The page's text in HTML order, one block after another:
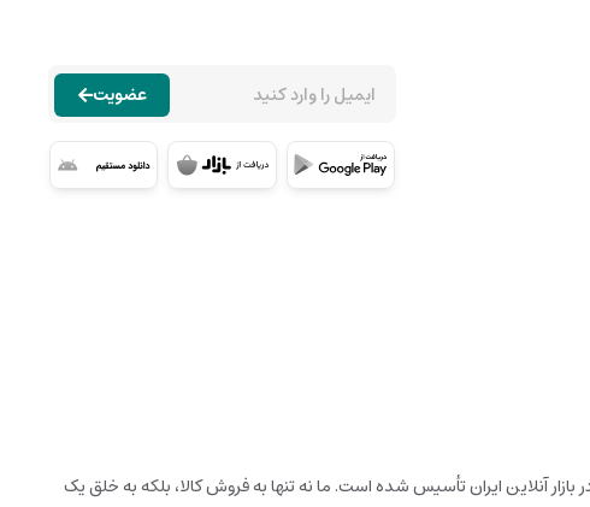
عضویت
آنلاین ایران تأسیس شده است. ما نه تنها به فروش کالا، بلکه به خلق یک